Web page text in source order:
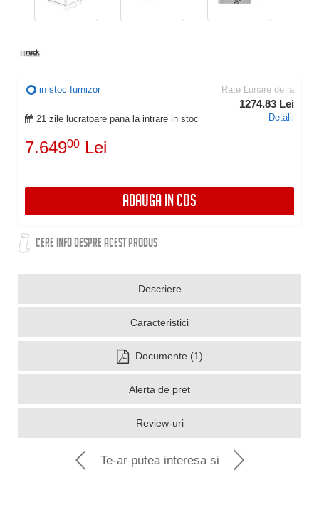
in stoc furnizor
21 zile lucratoare pana la intrare in stoc
7.64900 Lei
Rate Lunare de la
1274.83 Lei
Detalii
ADAUGA IN COS
CERE INFO DESPRE ACEST PRODUS
Descriere
Caracteristici
Documente (1)
Alerta de pret
Review-uri
Te-ar putea interesa si